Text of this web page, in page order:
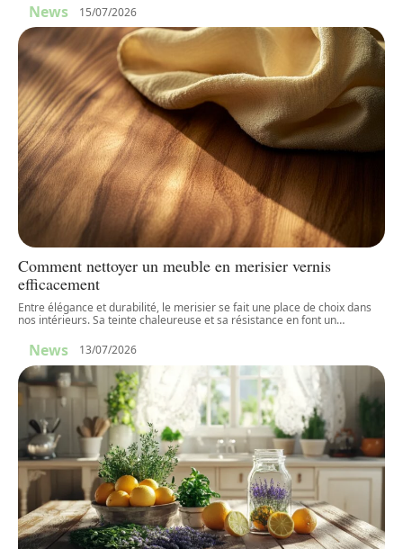
News 15/07/2026
Comment nettoyer un meuble en merisier vernis
efficacement
Entre élégance et durabilité, le merisier se fait une place de choix dans
nos intérieurs. Sa teinte chaleureuse et sa résistance en font un…
News 13/07/2026